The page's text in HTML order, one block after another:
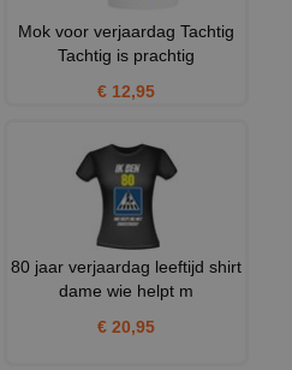
Mok voor verjaardag Tachtig
Tachtig is prachtig
€ 12,95
80 jaar verjaardag leeftijd shirt
dame wie helpt m
€ 20,95